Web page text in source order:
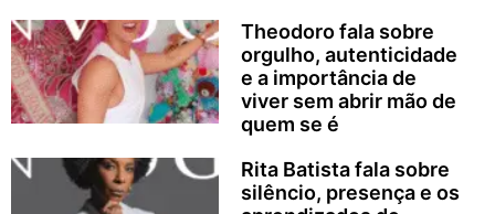
Theodoro fala sobre
orgulho, autenticidade
e a importância de
viver sem abrir mão de
quem se é
Rita Batista fala sobre
silêncio, presença e os